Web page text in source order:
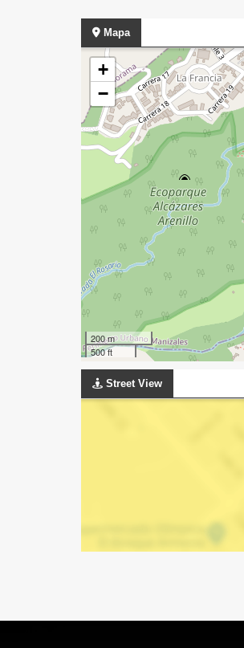
Mapa
+
−
200 m
500 ft
Street View